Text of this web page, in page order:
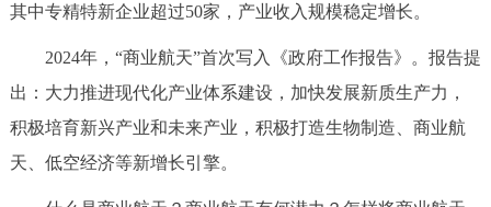
便民服务 利企服务 投资项目
中介服务 阳光政务
政民互动
其中专精特新企业超过50家，产业收入规模稳定增长。
2024年，“商业航天”首次写入《政府工作报告》。报告提
出：大力推进现代化产业体系建设，加快发展新质生产力，
积极培育新兴产业和未来产业，积极打造生物制造、商业航
天、低空经济等新增长引擎。